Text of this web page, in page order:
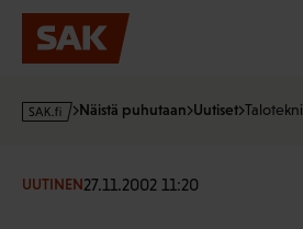
Hyppää
sisältöön
s
·
Näistä puhutaan Uutiset
UUTINEN27.11.2002 11:20